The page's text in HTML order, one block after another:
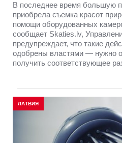
В последнее время большую
приобрела съемка красот
помощи оборудованных
сообщает Skaties.lv,
предупреждает, что такие
одобрены властями — нужно
получить соответствующее
ЛАТВИЯ